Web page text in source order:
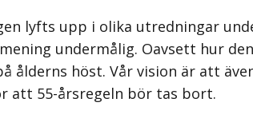
lyfts upp i olika utredningar
undermålig. Oavsett hur
ålderns höst. Vår vision är att
att 55-årsregeln bör tas bort.